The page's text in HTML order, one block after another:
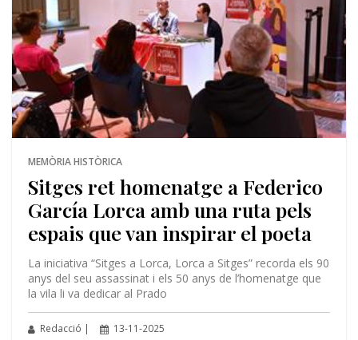
MEMÒRIA HISTÒRICA
Sitges ret homenatge a Federico
García Lorca amb una ruta pels
espais que van inspirar el poeta
La iniciativa “Sitges a Lorca, Lorca a Sitges” recorda els 90
anys del seu assassinat i els 50 anys de l’homenatge que
la vila li va dedicar al Prado
Redacció | 13-11-2025